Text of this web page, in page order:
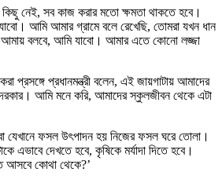
নেই, সব কাজ করার মতো ক্ষমতা থাকতে হবে।
আমি আমার গ্রামে বলে রেখেছি, তোমরা যখন ধান
আমায় বলবে, আমি যাবো। আমার এতে কোনো লজ্জা
প্রসঙ্গে প্রধানমন্ত্রী বলেন, এই জায়গাটায় আমাদের
আমি মনে করি, আমাদের স্কুলজীবন থেকে এটা
যেখানে ফসল উৎপাদন হয় নিজের ফসল ঘরে তোলা।
এভাবে দেখতে হবে, কৃষিকে মর্যাদা দিতে হবে।
আসবে কোথা থেকে?’